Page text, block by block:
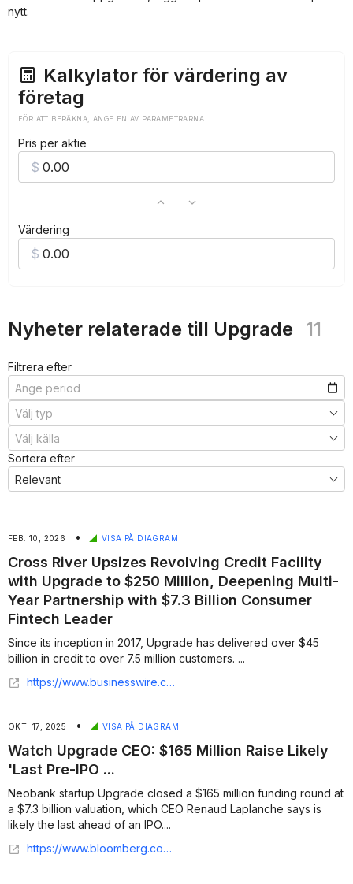
nytt.
Kalkylator för värdering av
företag
FÖR ATT BERÄKNA, ANGE EN AV PARAMETRARNA
Pris per aktie
Värdering
Nyheter relaterade till Upgrade 11
Filtrera efter
Sortera efter
FEB. 10, 2026 • VISA PÅ DIAGRAM
Cross River Upsizes Revolving Credit Facility
with Upgrade to $250 Million, Deepening Multi-
Year Partnership with $7.3 Billion Consumer
Fintech Leader
Since its inception in 2017, Upgrade has delivered over $45
billion in credit to over 7.5 million customers. ...
https://www.businesswire.com/news/home/20260210305437/en/Cross-River-Upsizes-Revolving-Credit-Facility-with-Upgrade-to-%24250-Million-Deepening-Multi-Year-Partnership-with-%247.3-Billion-Consumer-Fintech-Leader
OKT. 17, 2025 • VISA PÅ DIAGRAM
Watch Upgrade CEO: $165 Million Raise Likely
'Last Pre-IPO ...
Neobank startup Upgrade closed a $165 million funding round at
a $7.3 billion valuation, which CEO Renaud Laplanche says is
likely the last ahead of an IPO....
https://www.bloomberg.com/news/videos/2025-10-16/upgrade-ceo-165-million-raise-likely-last-pre-ipo-video